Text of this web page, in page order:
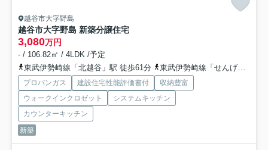
越谷市大字野島
越谷市大字野島 新築分譲住宅
3,080万円
- / 106.82㎡ / 4LDK /予定
東武伊勢崎線「北越谷」駅 徒歩61分
東武伊勢崎線「せんげん台」駅 徒歩42分車11分 3.6km
プロパンガス 建設住宅性能評価書付
収納豊富
ウォークインクロゼット
システムキッチン
カウンターキッチン
新築